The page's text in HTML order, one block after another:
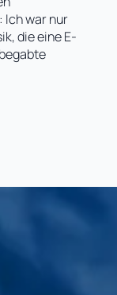
Ich war nur
die eine E-